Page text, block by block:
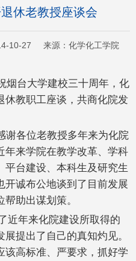
休老教授座谈会
10-27 来源：化学化工学院
烟台大学建校三十周年，化
休教职工座谈，共商化院发
谢各位老教授多年来为化院
年来学院在教学改革、学科
平台建设、本科生及研究生
开诚布公地谈到了目前发展
助出谋划策。
年来化院建设所取得的
提出了自己的真知灼见。
该高标准、严要求，抓好学